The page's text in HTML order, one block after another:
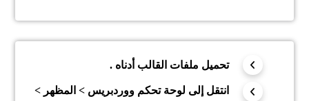
تحميل ملفات القالب أدناه .
انتقل إلى لوحة تحكم ووردبريس > المظهر >